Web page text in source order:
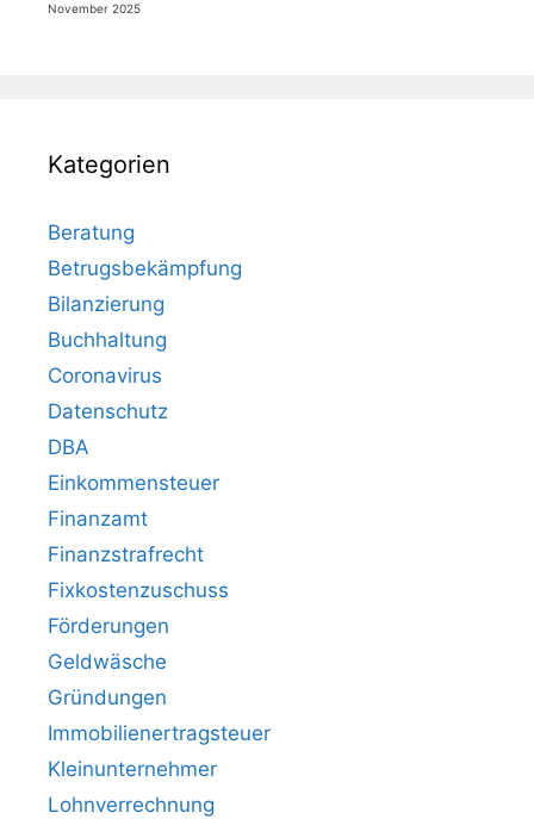
November 2025
Kategorien
Beratung
Betrugsbekämpfung
Bilanzierung
Buchhaltung
Coronavirus
Datenschutz
DBA
Einkommensteuer
Finanzamt
Finanzstrafrecht
Fixkostenzuschuss
Förderungen
Geldwäsche
Gründungen
Immobilienertragsteuer
Kleinunternehmer
Lohnverrechnung